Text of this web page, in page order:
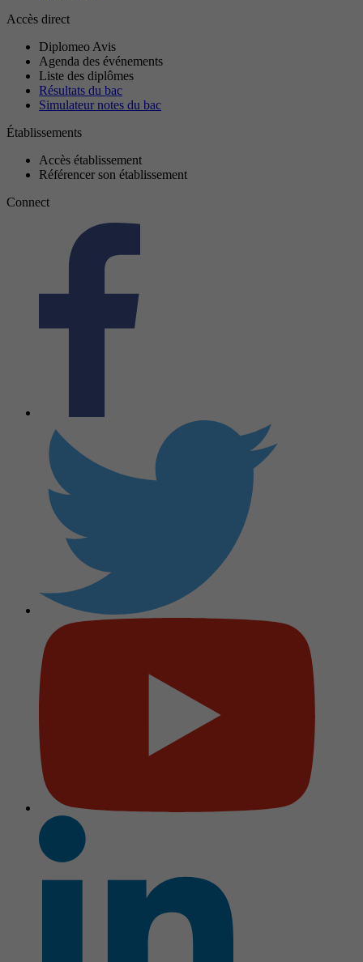
Accès direct
Diplomeo Avis
Agenda des événements
Liste des diplômes
Résultats du bac
Simulateur notes du bac
Établissements
Accès établissement
Référencer son établissement
Connect